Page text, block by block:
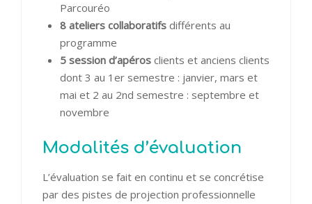
Parcouréo
8 ateliers collaboratifs différents au
programme
5 session d’apéros clients et anciens clients
dont 3 au 1er semestre : janvier, mars et
mai et 2 au 2nd semestre : septembre et
novembre
Modalités d’évaluation
L’évaluation se fait en continu et se concrétise
par des pistes de projection professionnelle